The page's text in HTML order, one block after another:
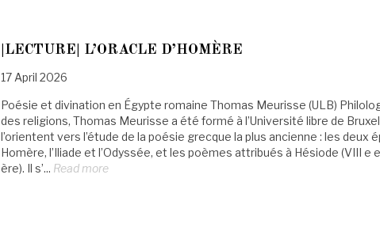
|LECTURE| L’ORACLE D’HOMÈRE
17 April 2026
Poésie et divination en Égypte romaine Thomas Meurisse (ULB)
des religions, Thomas Meurisse a été formé à l’Université libre de
l’orientent vers l’étude de la poésie grecque la plus ancienne : les deux
Homère, l’Iliade et l’Odyssée, et les poèmes attribués à Hésiode (VIII
ère). Il s’... Read more